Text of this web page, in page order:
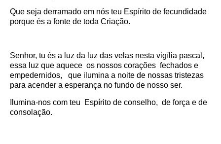
Que seja derramado em nós teu Espírito de fecundidade
porque és a fonte de toda Criação.
Senhor, tu és a luz da luz das velas nesta vigília pascal,
essa luz que aquece os nossos corações fechados e
empedernidos, que ilumina a noite de nossas tristezas
para acender a esperança no fundo de nosso ser.
Ilumina-nos com teu Espírito de conselho, de força e de
consolação.